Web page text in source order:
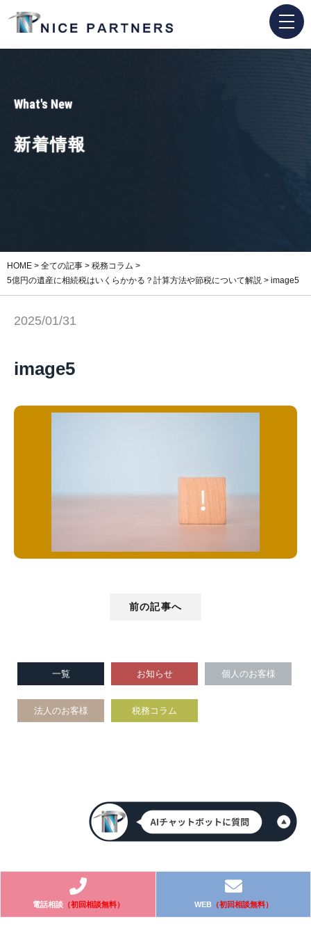
What's New
新着情報
HOME > 全ての記事 > 税務コラム >
5億円の遺産に相続税はいくらかかる？計算方法や節税について解説 > image5
2025/01/31
image5
前の記事へ
一覧 お知らせ 個人のお客様
法人のお客様 税務コラム
電話相談（初回相談無料） WEB（初回相談無料）